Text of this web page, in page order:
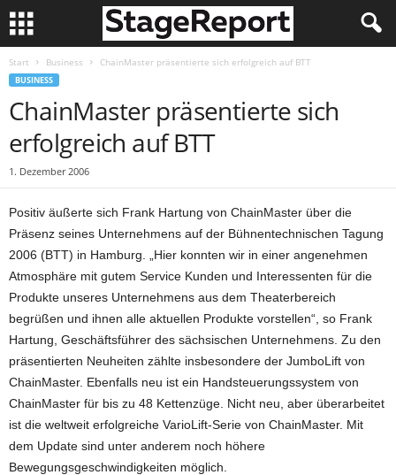
Start Business ChainMaster präsentierte sich erfolgreich auf BTT
BUSINESS
ChainMaster präsentierte sich
erfolgreich auf BTT
1. Dezember 2006
Positiv äußerte sich Frank Hartung von ChainMaster über die
Präsenz seines Unternehmens auf der Bühnentechnischen Tagung
2006 (BTT) in Hamburg. „Hier konnten wir in einer angenehmen
Atmosphäre mit gutem Service Kunden und Interessenten für die
Produkte unseres Unternehmens aus dem Theaterbereich
begrüßen und ihnen alle aktuellen Produkte vorstellen“, so Frank
Hartung, Geschäftsführer des sächsischen Unternehmens. Zu den
präsentierten Neuheiten zählte insbesondere der JumboLift von
ChainMaster. Ebenfalls neu ist ein Handsteuerungssystem von
ChainMaster für bis zu 48 Kettenzüge. Nicht neu, aber überarbeitet
ist die weltweit erfolgreiche VarioLift-Serie von ChainMaster. Mit
dem Update sind unter anderem noch höhere
Bewegungsgeschwindigkeiten möglich.